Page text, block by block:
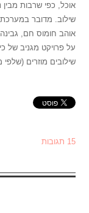
אוכל, כפי שרבות מבין
שילוב. מדובר במערכת
אוהב חומוס חם,
על פרויקט מגניב של
שילובים מוזרים
15 תגובות